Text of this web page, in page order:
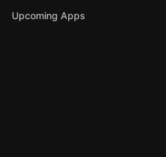
Upcoming Apps